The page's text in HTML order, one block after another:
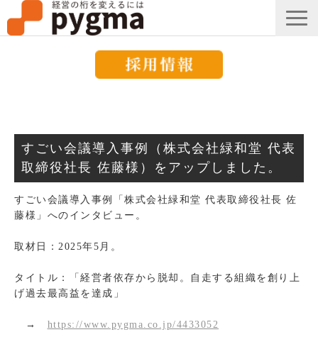
メッセージ
導入事例一覧
ピグマのブログ
お知らせ
すごい会議導入事例（株式会社緑和堂 代表
取締役社長 佐藤様）をアップしました。
すごい会議導入事例「株式会社緑和堂 代表取締役社長 佐
藤様」へのインタビュー。
取材日：2025年5月。
タイトル：「経営者依存から脱却。自走する組織を創り上
げ過去最高益を達成」
→ https://www.pygma.co.jp/4433052